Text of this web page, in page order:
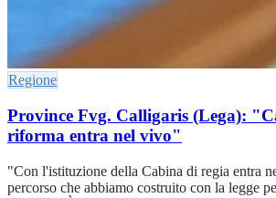
Regione
Province Fvg. Calligaris (Lega):
riforma entra nel vivo"
"Con l'istituzione della Cabina di regia entra
percorso che abbiamo costruito con la legge